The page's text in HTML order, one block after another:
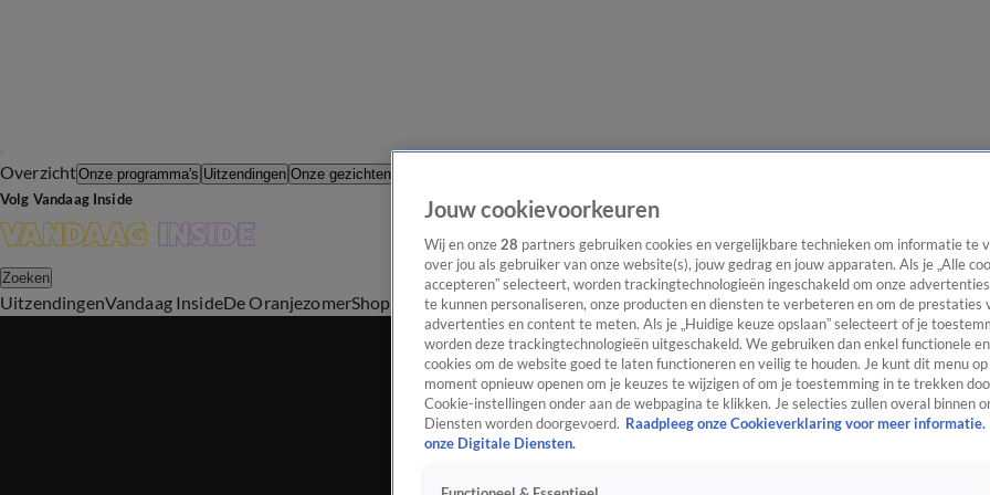
OverzichtOnze programma's Uitzendingen Onze gezichten
Volg Vandaag Inside
Zoeken
UitzendingenVandaag InsideDe OranjezomerShop Uitzending bijwonen
Jouw cookievoorkeuren
Wij en onze 28 partners gebruiken cookies en vergelijkbare technieken om informatie te
over jou als gebruiker van onze website(s), jouw gedrag en jouw apparaten. Als je „Alle
accepteren” selecteert, worden trackingtechnologieën ingeschakeld om onze
te kunnen personaliseren, onze producten en diensten te verbeteren en om de prestaties
advertenties en content te meten. Als je „Huidige keuze opslaan” selecteert of je
worden deze trackingtechnologieën uitgeschakeld. We gebruiken dan enkel functionele
cookies om de website goed te laten functioneren en veilig te houden. Je kunt dit menu
moment opnieuw openen om je keuzes te wijzigen of om je toestemming in te trekken
Cookie-instellingen onder aan de webpagina te klikken. Je selecties zullen overal binnen
Diensten worden doorgevoerd. Raadpleeg onze Cookieverklaring voor meer informatie.
onze Digitale Diensten.